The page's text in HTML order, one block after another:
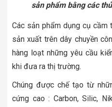
sản phẩm bằng các
Các sản phẩm dụng cụ
sản xuất trên dây chuyền
hàng loạt những yêu cầu
khi đưa ra thị trường.
Chúng được chế tạo từ
cứng cao : Carbon, Silic,